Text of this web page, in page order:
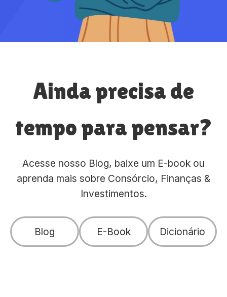
Ainda precisa de
tempo para pensar?
Acesse nosso Blog, baixe um E-book ou
aprenda mais sobre Consórcio, Finanças &
Investimentos.
Blog E-Book Dicionário